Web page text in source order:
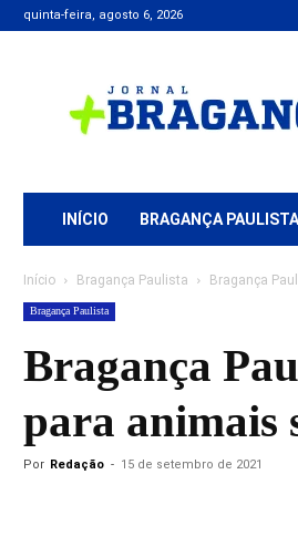
quinta-feira, agosto 6, 2026
+
Bragança
INÍCIO BRAGANÇA PAULISTA
Início Bragança Paulista Bragança
Bragança Paulista
Bragança
para animais
Por Redação - 15 de setembro de 2021